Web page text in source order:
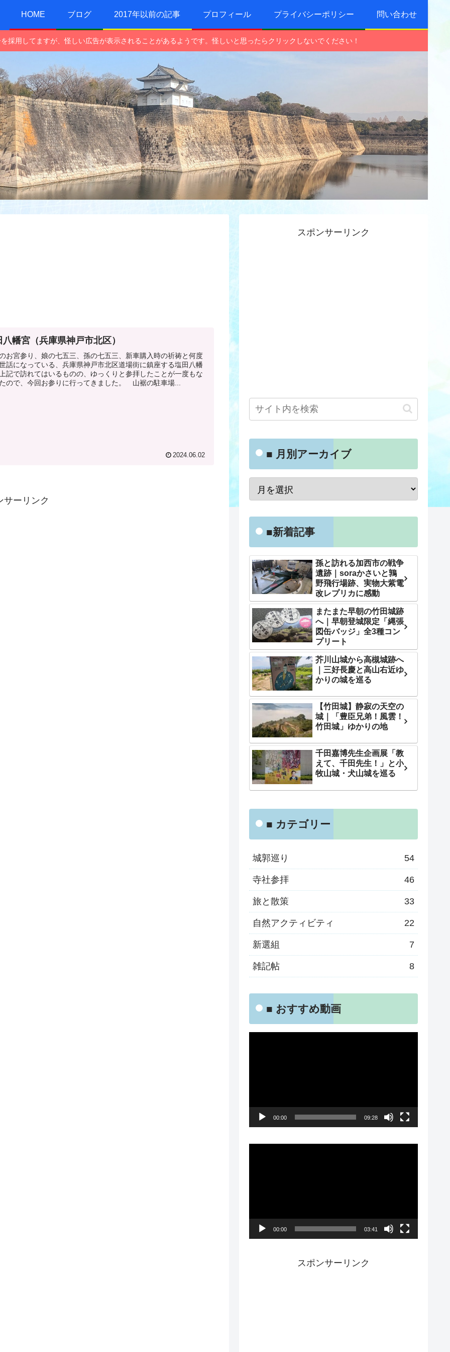
HOME ブログ 2017年以前の記事 プロフィール プライバシーポリシー 問い合わせ
採用してますが、怪しい広告が表示されることがあるようです。怪しいと思ったらクリックしないでください！
八幡宮（兵庫県神戸市北区）
お宮参り、娘の七五三、孫の七五三、新車購入時の祈祷と何度
話になっている、兵庫県神戸市北区道場街に鎮座する塩田八幡
記で訪れてはいるものの、ゆっくりと参拝したことが一度もな
ので、今回お参りに行ってきました。 山裾の駐車場...
2024.06.02
サーリンク
スポンサーリンク
■ 月別アーカイブ
■新着記事
孫と訪れる加西市の戦争
遺跡｜soraかさいと鶉
野飛行場跡、実物大紫電
改レプリカに感動
またまた早朝の竹田城跡
へ｜早朝登城限定「縄張
図缶バッジ」全3種コン
プリート
芥川山城から高槻城跡へ
｜三好長慶と高山右近ゆ
かりの城を巡る
【竹田城】静寂の天空の
城｜「豊臣兄弟！風雲！
竹田城」ゆかりの地
千田嘉博先生企画展「教
えて、千田先生！」と小
牧山城・犬山城を巡る
■ カテゴリー
城郭巡り 54
寺社参拝 46
旅と散策 33
自然アクティビティ 22
新選組 7
雑記帖 8
■ おすすめ動画
00:00 09:28
00:00 03:41
スポンサーリンク